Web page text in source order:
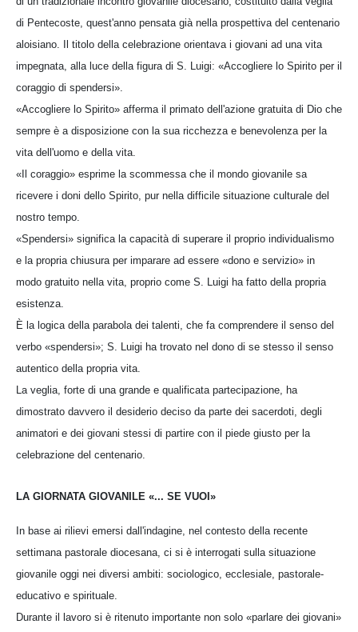
di Pentecoste, quest'anno pensata già nella prospettiva del centenario
aloisiano. Il titolo della celebrazione orientava i giovani ad una vita
impegnata, alla luce della figura di S. Luigi: «Accogliere lo Spirito per il
coraggio di spendersi».
«Accogliere lo Spirito» afferma il primato dell'azione gratuita di Dio che
sempre è a disposizione con la sua ricchezza e benevolenza per la
vita dell'uomo e della vita.
«Il coraggio» esprime la scommessa che il mondo giovanile sa
ricevere i doni dello Spirito, pur nella difficile situazione culturale del
nostro tempo.
«Spendersi» significa la capacità di superare il proprio individualismo
e la propria chiusura per imparare ad essere «dono e servizio» in
modo gratuito nella vita, proprio come S. Luigi ha fatto della propria
esistenza.
È la logica della parabola dei talenti, che fa comprendere il senso del
verbo «spendersi»; S. Luigi ha trovato nel dono di se stesso il senso
autentico della propria vita.
La veglia, forte di una grande e qualificata partecipazione, ha
dimostrato davvero il desiderio deciso da parte dei sacerdoti, degli
animatori e dei giovani stessi di partire con il piede giusto per la
celebrazione del centenario.
LA GIORNATA GIOVANILE «... SE VUOI»
In base ai rilievi emersi dall'indagine, nel contesto della recente
settimana pastorale diocesana, ci si è interrogati sulla situazione
giovanile oggi nei diversi ambiti: sociologico, ecclesiale, pastorale-
educativo e spirituale.
Durante il lavoro si è ritenuto importante non solo «parlare dei giovani»